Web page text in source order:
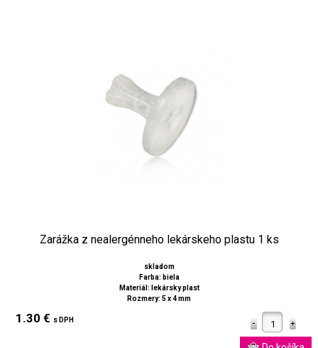
Zarážka z nealergénneho lekárskeho plastu 1 ks
skladom
Farba: biela
Materiál: lekársky plast
Rozmery: 5 x 4 mm
1.30 € s DPH